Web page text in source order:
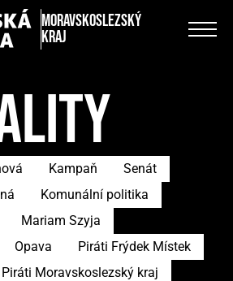
Moravskoslezský
kraj
Kampaň
Senát
Komunální politika
Mariam Szyja
Opava
Piráti Frýdek Místek
Piráti Moravskoslezský kraj